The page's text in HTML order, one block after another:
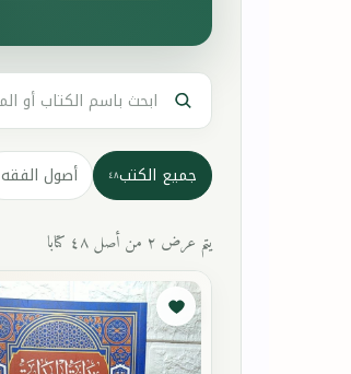
جميع الكتب٤٨ أصول الفقه
يتم عرض ٢ من أصل ٤٨ كتابا